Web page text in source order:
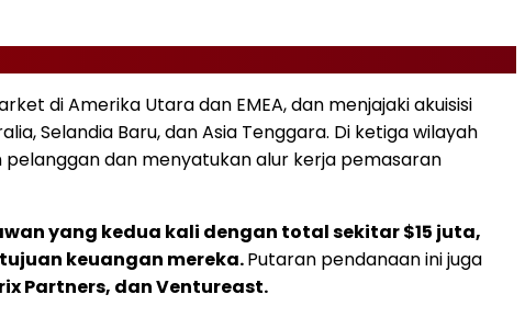
diAmerika Utaradan EMEA, dan menjajaki akuisisi
,Selandia Baru, danAsia Tenggara. Di ketiga wilayah
dan menyatukan alur kerja pemasaran
yang kedua kali dengan total sekitar$15 juta,
keuangan mereka.Putaran pendanaan ini juga
Partners, dan Ventureast.